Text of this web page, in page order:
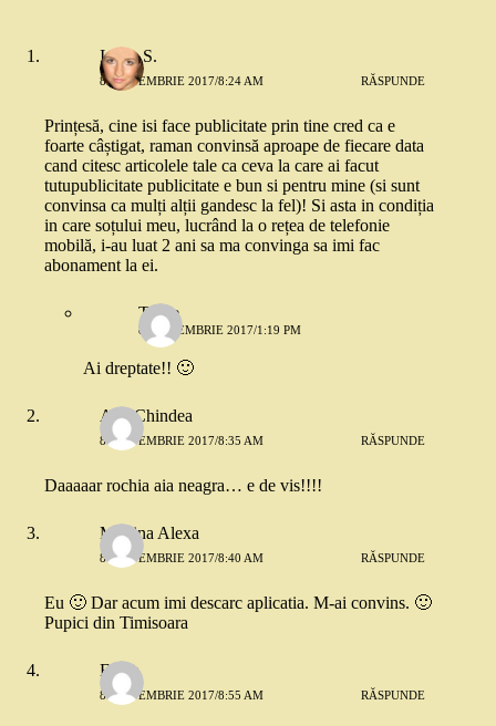
Ioana S.
8 SEPTEMBRIE 2017/8:24 AM RĂSPUNDE
Prințesă, cine isi face publicitate prin tine cred ca e
foarte câștigat, raman convinsă aproape de fiecare data
cand citesc articolele tale ca ceva la care ai facut
tutupublicitate publicitate e bun si pentru mine (si sunt
convinsa ca mulți alții gandesc la fel)! Si asta in condiția
in care soțului meu, lucrând la o rețea de telefonie
mobilă, i-au luat 2 ani sa ma convinga sa imi fac
abonament la ei.
Trixie
8 SEPTEMBRIE 2017/1:19 PM
Ai dreptate!! 🙂
Ada Chindea
8 SEPTEMBRIE 2017/8:35 AM RĂSPUNDE
Daaaaar rochia aia neagra… e de vis!!!!
Modina Alexa
8 SEPTEMBRIE 2017/8:40 AM RĂSPUNDE
Eu 🙂 Dar acum imi descarc aplicatia. M-ai convins. 🙂
Pupici din Timisoara
Elena
8 SEPTEMBRIE 2017/8:55 AM RĂSPUNDE